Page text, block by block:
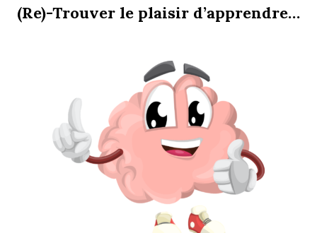
(Re)-Trouver le plaisir d’apprendre…